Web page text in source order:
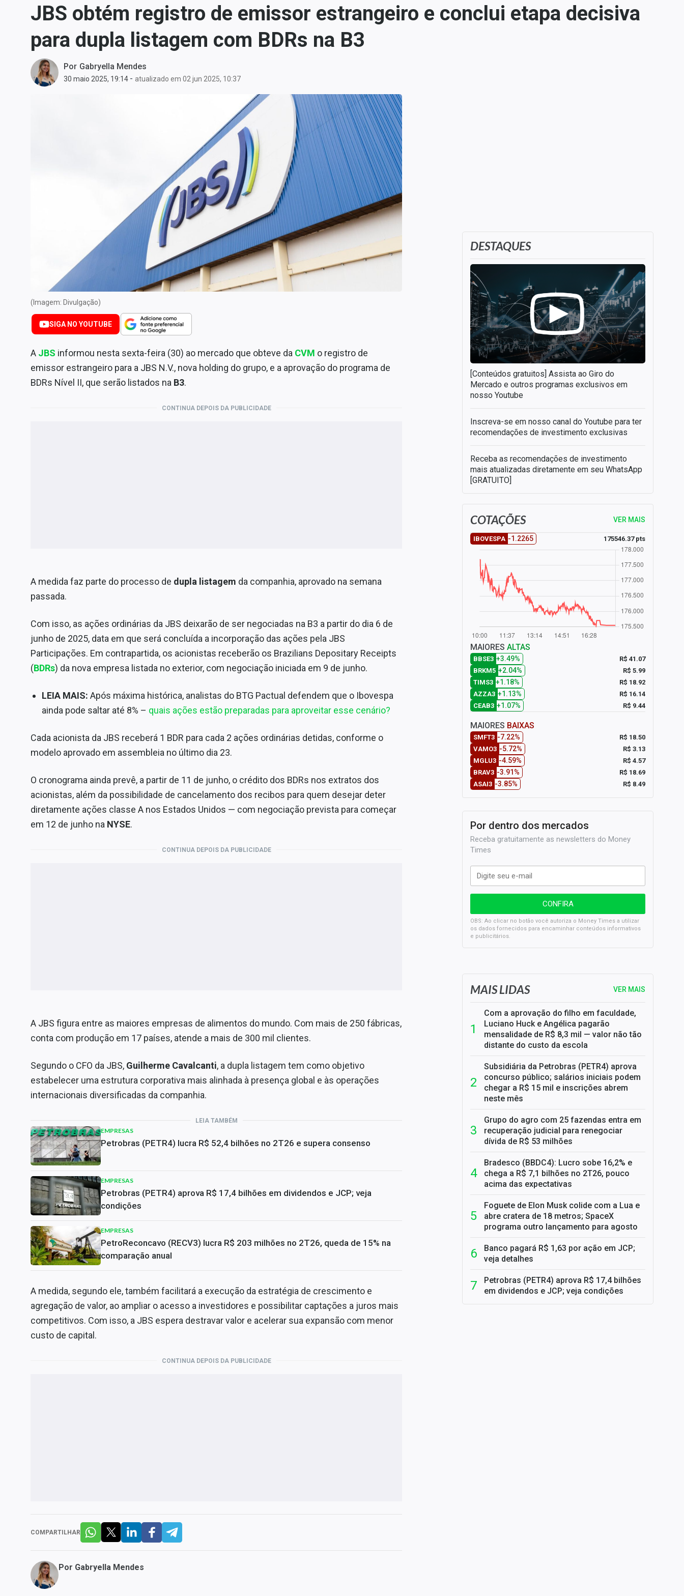
Carteiras Recomendadas
Central de Fundos
Imobiliários
Central dos IPOs
Renda Fixa
Conteúdo de Marca
Sobre
Expediente
JBS obtém registro de emissor estrangeiro e conclui etapa decisiva
para dupla listagem com BDRs na B3
Por Gabryella Mendes
30 maio 2025, 19:14 - atualizado em 02 jun 2025, 10:37
(Imagem: Divulgação)
SIGA NO YOUTUBE
A JBS informou nesta sexta-feira (30) ao mercado que obteve da CVM o registro de
emissor estrangeiro para a JBS N.V., nova holding do grupo, e a aprovação do programa de
BDRs Nível II, que serão listados na B3.
CONTINUA DEPOIS DA PUBLICIDADE
A medida faz parte do processo de dupla listagem da companhia, aprovado na semana
passada.
Com isso, as ações ordinárias da JBS deixarão de ser negociadas na B3 a partir do dia 6 de
junho de 2025, data em que será concluída a incorporação das ações pela JBS
Participações. Em contrapartida, os acionistas receberão os Brazilians Depositary Receipts
(BDRs) da nova empresa listada no exterior, com negociação iniciada em 9 de junho.
LEIA MAIS: Após máxima histórica, analistas do BTG Pactual defendem que o Ibovespa
ainda pode saltar até 8% – quais ações estão preparadas para aproveitar esse cenário?
Cada acionista da JBS receberá 1 BDR para cada 2 ações ordinárias detidas, conforme o
modelo aprovado em assembleia no último dia 23.
O cronograma ainda prevê, a partir de 11 de junho, o crédito dos BDRs nos extratos dos
acionistas, além da possibilidade de cancelamento dos recibos para quem desejar deter
diretamente ações classe A nos Estados Unidos — com negociação prevista para começar
em 12 de junho na NYSE.
CONTINUA DEPOIS DA PUBLICIDADE
A JBS figura entre as maiores empresas de alimentos do mundo. Com mais de 250 fábricas,
conta com produção em 17 países, atende a mais de 300 mil clientes.
Segundo o CFO da JBS, Guilherme Cavalcanti, a dupla listagem tem como objetivo
estabelecer uma estrutura corporativa mais alinhada à presença global e às operações
internacionais diversificadas da companhia.
LEIA TAMBÉM
EMPRESAS
Petrobras (PETR4) lucra R$ 52,4 bilhões no 2T26 e supera consenso
EMPRESAS
Petrobras (PETR4) aprova R$ 17,4 bilhões em dividendos e JCP; veja
condições
EMPRESAS
PetroReconcavo (RECV3) lucra R$ 203 milhões no 2T26, queda de 15% na
comparação anual
A medida, segundo ele, também facilitará a execução da estratégia de crescimento e
agregação de valor, ao ampliar o acesso a investidores e possibilitar captações a juros mais
competitivos. Com isso, a JBS espera destravar valor e acelerar sua expansão com menor
custo de capital.
CONTINUA DEPOIS DA PUBLICIDADE
COMPARTILHAR
Por Gabryella Mendes
DESTAQUES
[Conteúdos gratuitos] Assista ao Giro do
Mercado e outros programas exclusivos em
nosso Youtube
Inscreva-se em nosso canal do Youtube para ter
recomendações de investimento exclusivas
Receba as recomendações de investimento
mais atualizadas diretamente em seu WhatsApp
[GRATUITO]
COTAÇÕES VER MAIS
IBOVESPA -1.2265 175546.37 pts
MAIORES ALTAS
BBSE3 +3.49%
R$ 41.07
BRKM5 +2.04%
R$ 5.99
TIMS3 +1.18%
R$ 18.92
AZZA3 +1.13%
R$ 16.14
CEAB3 +1.07% R$ 9.44
MAIORES BAIXAS
SMFT3 -7.22%
R$ 18.50
VAMO3 -5.72%
R$ 3.13
MGLU3 -4.59%
R$ 4.57
BRAV3 -3.91%
R$ 18.69
ASAI3 -3.85% R$ 8.49
Por dentro dos mercados
Receba gratuitamente as newsletters do Money
Times
OBS: Ao clicar no botão você autoriza o Money Times a utilizar
os dados fornecidos para encaminhar conteúdos informativos
e publicitários.
SELIC em 14%: A repercussão da decisão sobre os JUROS
MAIS LIDAS VER MAIS
Com a aprovação do filho em faculdade,
Luciano Huck e Angélica pagarão
mensalidade de R$ 8,3 mil — valor não tão
distante do custo da escola
Subsidiária da Petrobras (PETR4) aprova
concurso público; salários iniciais podem
chegar a R$ 15 mil e inscrições abrem
neste mês
Grupo do agro com 25 fazendas entra em
recuperação judicial para renegociar
dívida de R$ 53 milhões
Bradesco (BBDC4): Lucro sobe 16,2% e
chega a R$ 7,1 bilhões no 2T26, pouco
acima das expectativas
Foguete de Elon Musk colide com a Lua e
abre cratera de 18 metros; SpaceX
programa outro lançamento para agosto
Banco pagará R$ 1,63 por ação em JCP;
veja detalhes
Petrobras (PETR4) aprova R$ 17,4 bilhões
em dividendos e JCP; veja condições